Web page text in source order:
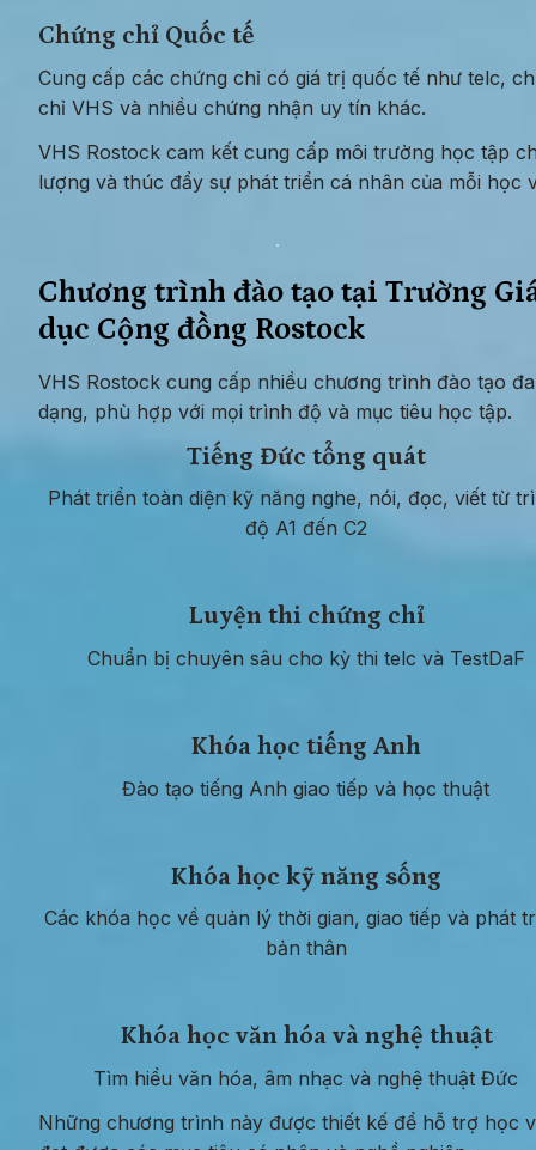
Chứng chỉ Quốc tế
Cung cấp các chứng chỉ có giá trị quốc tế như telc,
chỉ VHS và nhiều chứng nhận uy tín khác.
VHS Rostock cam kết cung cấp môi trường học tập
lượng và thúc đẩy sự phát triển cá nhân của mỗi học
Chương trình đào tạo tại Trường
dục Cộng đồng Rostock
VHS Rostock cung cấp nhiều chương trình đào tạo đa
dạng, phù hợp với mọi trình độ và mục tiêu học tập.
Tiếng Đức tổng quát
Phát triển toàn diện kỹ năng nghe, nói, đọc, viết từ
độ A1 đến C2
Luyện thi chứng chỉ
Chuẩn bị chuyên sâu cho kỳ thi telc và TestDaF
Khóa học tiếng Anh
Đào tạo tiếng Anh giao tiếp và học thuật
Khóa học kỹ năng sống
Các khóa học về quản lý thời gian, giao tiếp và phát
bản thân
Khóa học văn hóa và nghệ thuật
Tìm hiểu văn hóa, âm nhạc và nghệ thuật Đức
Những chương trình này được thiết kế để hỗ trợ học